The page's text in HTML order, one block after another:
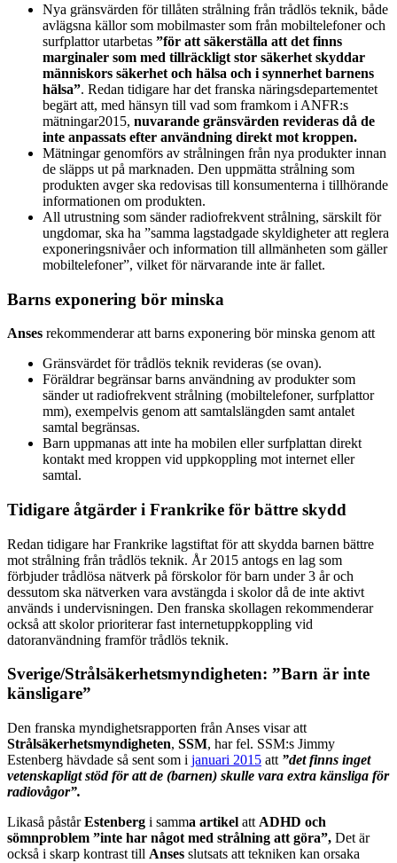
Nya gränsvärden för tillåten strålning från trådlös teknik, både
avlägsna källor som mobilmaster som från mobiltelefoner och
surfplattor utarbetas ”för att säkerställa att det finns
marginaler som med tillräckligt stor säkerhet skyddar
människors säkerhet och hälsa och i synnerhet barnens
hälsa”. Redan tidigare har det franska näringsdepartementet
begärt att, med hänsyn till vad som framkom i ANFR:s
mätningar2015, nuvarande gränsvärden revideras då de
inte anpassats efter användning direkt mot kroppen.
Mätningar genomförs av strålningen från nya produkter innan
de släpps ut på marknaden. Den uppmätta strålning som
produkten avger ska redovisas till konsumenterna i tillhörande
informationen om produkten.
All utrustning som sänder radiofrekvent strålning, särskilt för
ungdomar, ska ha ”samma lagstadgade skyldigheter att reglera
exponeringsnivåer och information till allmänheten som gäller
mobiltelefoner”, vilket för närvarande inte är fallet.
Barns exponering bör minska
Anses rekommenderar att barns exponering bör minska genom att
Gränsvärdet för trådlös teknik revideras (se ovan).
Föräldrar begränsar barns användning av produkter som
sänder ut radiofrekvent strålning (mobiltelefoner, surfplattor
mm), exempelvis genom att samtalslängden samt antalet
samtal begränsas.
Barn uppmanas att inte ha mobilen eller surfplattan direkt
kontakt med kroppen vid uppkoppling mot internet eller
samtal.
Tidigare åtgärder i Frankrike för bättre skydd
Redan tidigare har Frankrike lagstiftat för att skydda barnen bättre
mot strålning från trådlös teknik. År 2015 antogs en lag som
förbjuder trådlösa nätverk på förskolor för barn under 3 år och
dessutom ska nätverken vara avstängda i skolor då de inte aktivt
används i undervisningen. Den franska skollagen rekommenderar
också att skolor prioriterar fast internetuppkoppling vid
datoranvändning framför trådlös teknik.
Sverige/Strålsäkerhetsmyndigheten: ”Barn är inte
känsligare”
Den franska myndighetsrapporten från Anses visar att
Strålsäkerhetsmyndigheten, SSM, har fel. SSM:s Jimmy
Estenberg hävdade så sent som i januari 2015 att ”det finns inget
vetenskapligt stöd för att de (barnen) skulle vara extra känsliga för
radiovågor”.
Likaså påstårEstenberg i samma artikel att ADHD och
sömnproblem ”inte har något med strålning att göra”, Det är
också i skarp kontrast till Anses slutsats att tekniken kan orsaka